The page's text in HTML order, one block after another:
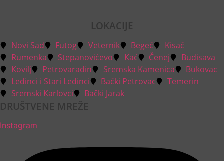
LOKACIJE
Novi Sad Futog Veternik Begeč
Kisač
Rumenka
Stepanovićevo Kać Čenej
Budisava
Kovilj
Petrovaradin Sremska Kamenica
Bukovac
Ledinci i Stari Ledinci
Bački Petrovac
Temerin
Sremski Karlovci
Bački Jarak
DRUŠTVENE MREŽE
Instagram